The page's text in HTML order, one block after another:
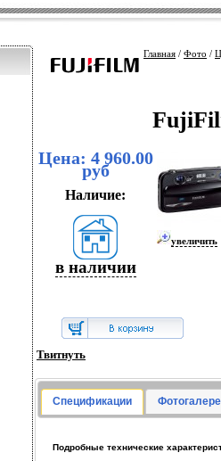
Главная / Фото /
Цена: 4 960.00
руб
Наличие:
в наличии
увеличить
Твитнуть
Спецификации
Подробные технические